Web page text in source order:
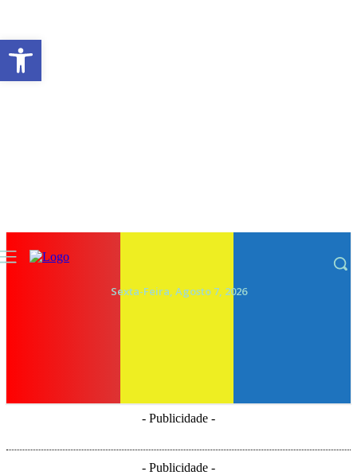
Sexta-Feira, Agosto 7, 2026
- Publicidade -
- Publicidade -
Abrir a barra de ferramentas